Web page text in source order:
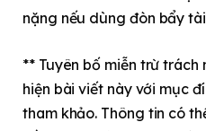
nặng nếu dùng đòn bẩy
** Tuyên bố miễn trừ
hiện bài viết này với mục
tham khảo. Thông tin có